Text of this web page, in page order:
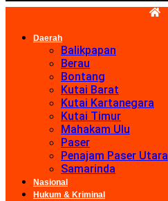
Daerah
Balikpapan
Berau
Bontang
Kutai Barat
Kutai Kartanegara
Kutai Timur
Mahakam Ulu
Paser
Penajam Paser Utara
Samarinda
Nasional
Hukum & Kriminal